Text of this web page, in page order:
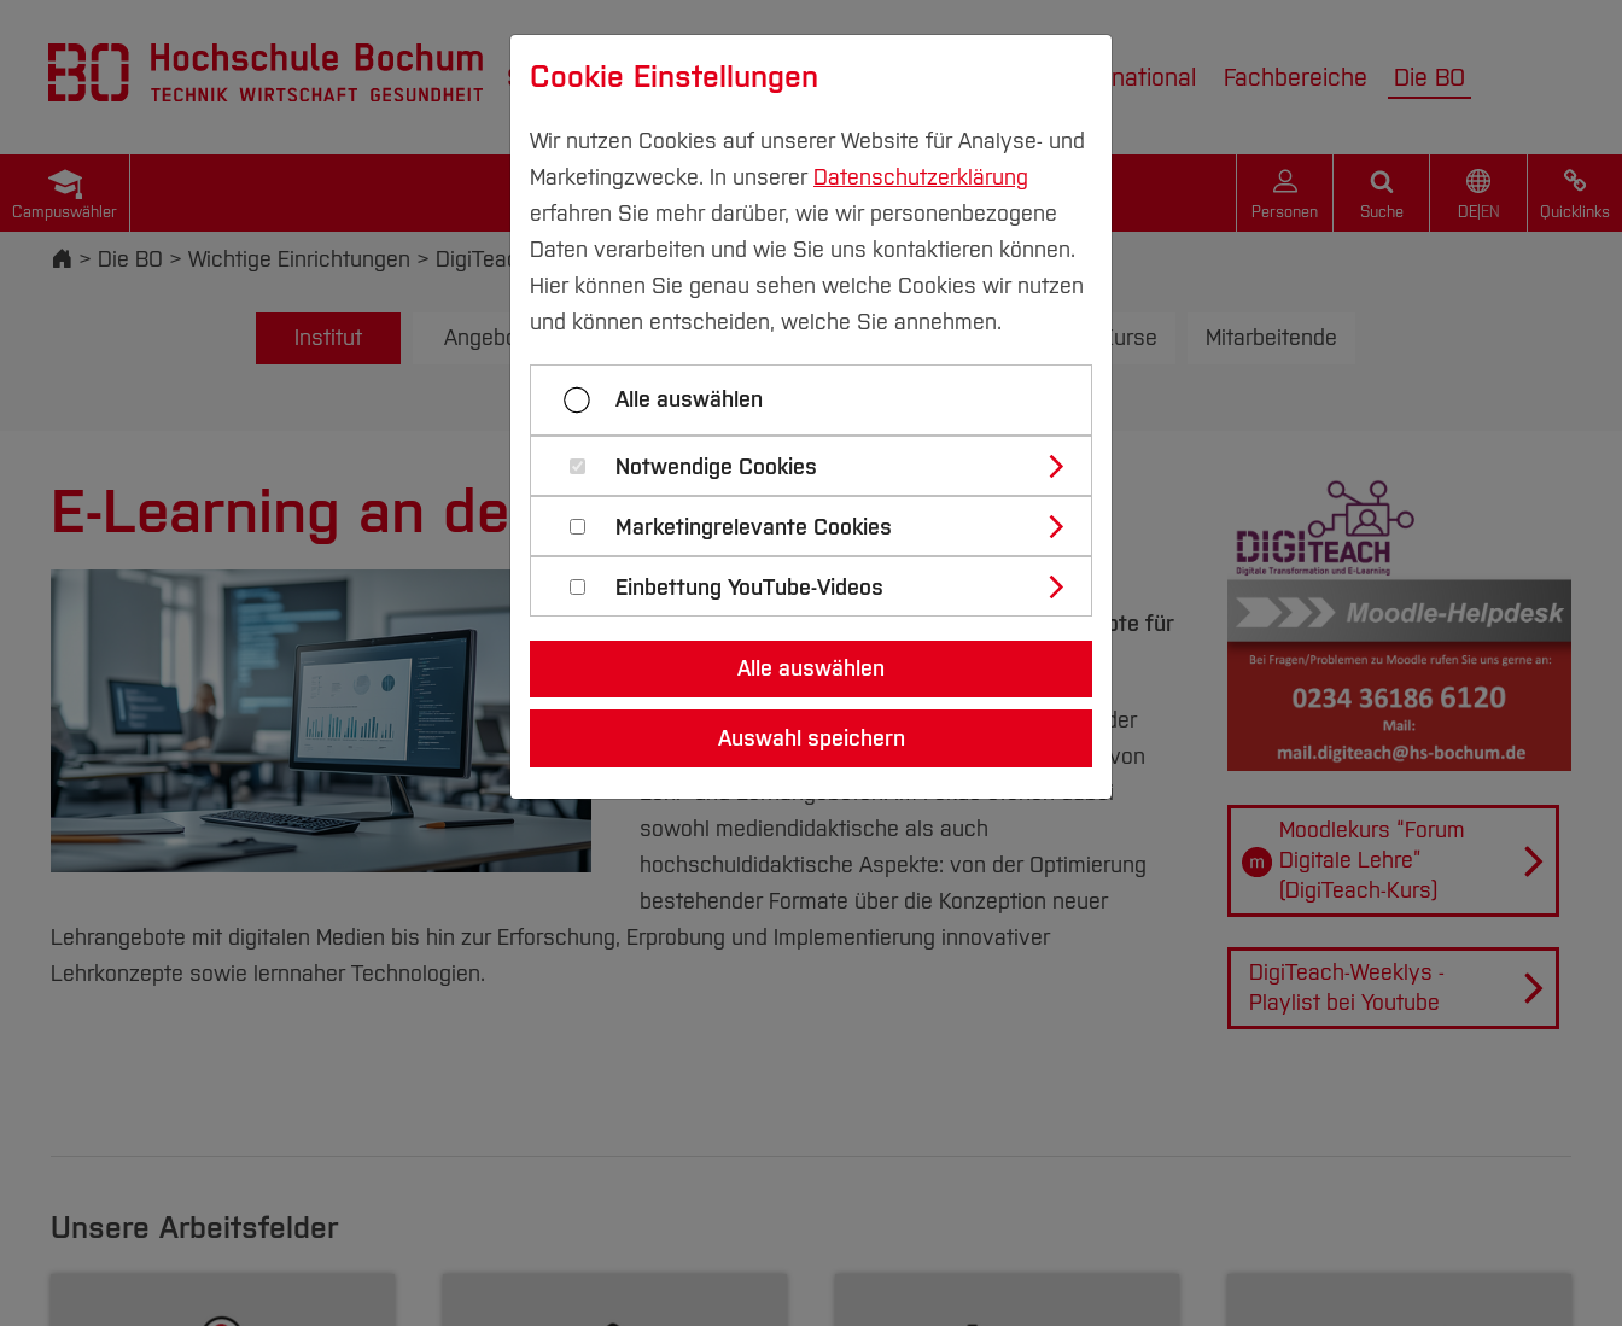
Studium Forschung & Transfer International Fachbereiche Die BO
Campuswähler Personen Suche DE| EN Quicklinks
Startseite
Die BO Wichtige Einrichtungen DigiTeach-Institut Institut
Institut Angebot KI in der Lehre Forschung / Projekte Moodle-Kurse Mitarbeitende
E-Learning an der HSBO
Digitale Lernelemente können die Lehre an der
Hochschule verbessern und ergänzende Angebote für
Studierende schaffen!
unterstützt Lehrende bei der
didaktischen Gestaltung und Weiterentwicklung von
Lehr- und Lernangeboten. Im Fokus stehen dabei
sowohl mediendidaktische als auch
hochschuldidaktische Aspekte: von der Optimierung
bestehender Formate über die Konzeption neuer
Lehrangebote mit digitalen Medien bis hin zur Erforschung, Erprobung und Implementierung innovativer
Lehrkonzepte sowie lernnaher Technologien.
Moodlekurs “Forum
Digitale Lehre”
(DigiTeach-Kurs)
DigiTeach-Weeklys -
Playlist bei Youtube
Unsere Arbeitsfelder
Cookie Einstellungen
Wir nutzen Cookies auf unserer Website für Analyse- und
Marketingzwecke. In unserer Datenschutzerklärung
erfahren Sie mehr darüber, wie wir personenbezogene
Daten verarbeiten und wie Sie uns kontaktieren können.
Hier können Sie genau sehen welche Cookies wir nutzen
und können entscheiden, welche Sie annehmen.
Alle auswählen
Notwendige Cookies
Marketingrelevante Cookies
Einbettung YouTube-Videos
Alle auswählen
Auswahl speichern